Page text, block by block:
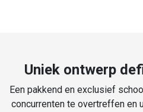
Uniek ontwerp
Een pakkend en exclusief
concurrenten te overtreffen en